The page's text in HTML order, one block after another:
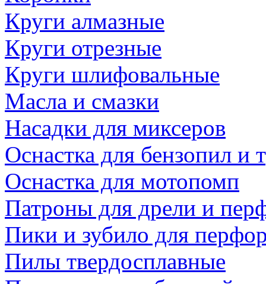
Круги алмазные
Круги отрезные
Круги шлифовальные
Масла и смазки
Насадки для миксеров
Оснастка для бензопил и
Оснастка для мотопомп
Патроны для дрели и
Пики и зубило для
Пилы твердосплавные